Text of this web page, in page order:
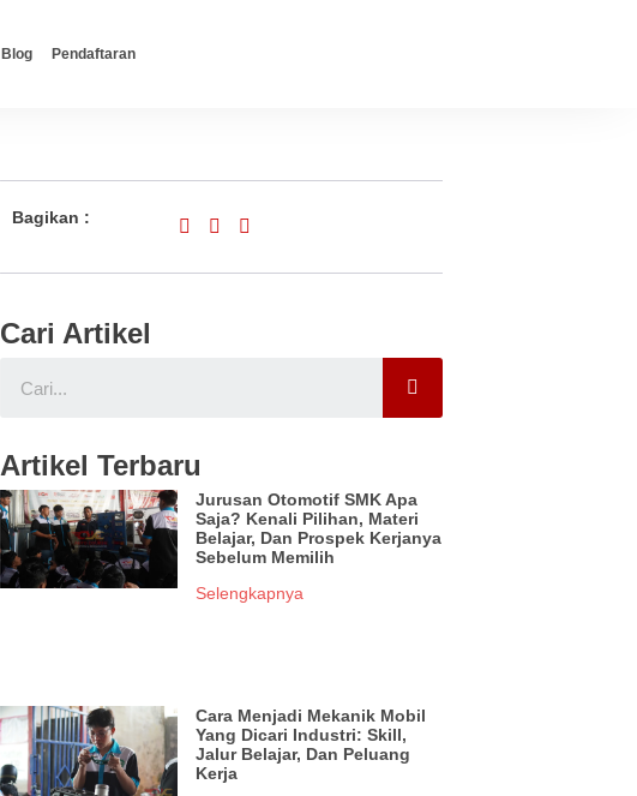
Blog Pendaftaran
Bagikan :
Cari Artikel
Artikel Terbaru
Jurusan Otomotif SMK Apa
Saja? Kenali Pilihan, Materi
Belajar, Dan Prospek Kerjanya
Sebelum Memilih
Selengkapnya
Cara Menjadi Mekanik Mobil
Yang Dicari Industri: Skill,
Jalur Belajar, Dan Peluang
Kerja